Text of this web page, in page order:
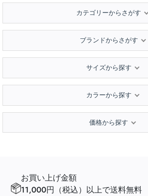
カテゴリーからさがす
ブランドからさがす
サイズから探す
カラーから探す
価格から探す
お買い上げ金額
11,000円（税込）以上で送料無料